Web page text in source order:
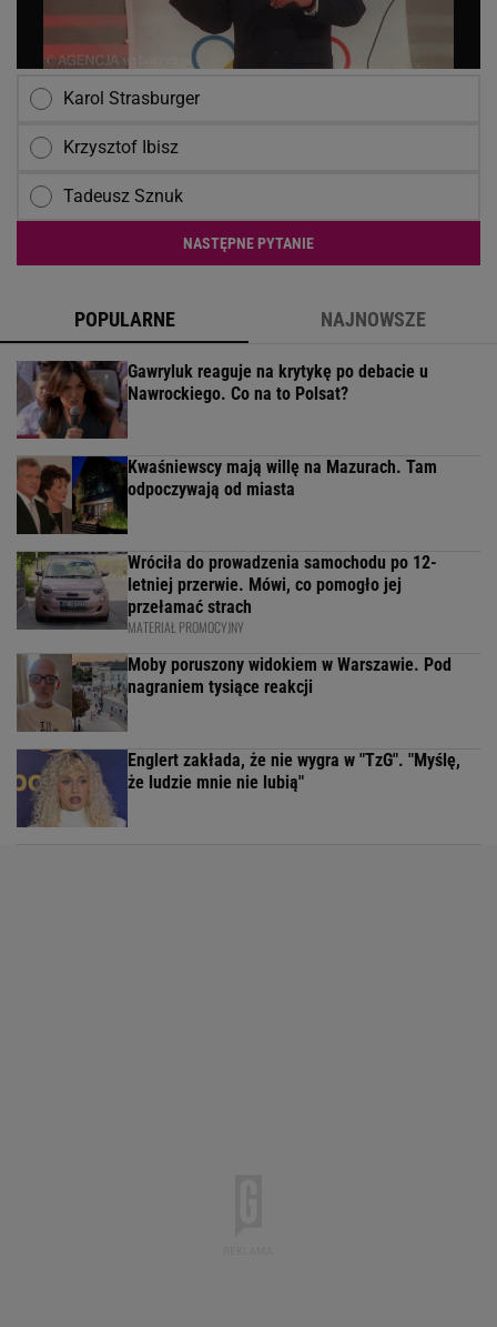
Karol Strasburger
Krzysztof Ibisz
Tadeusz Sznuk
NASTĘPNE PYTANIE
POPULARNE NAJNOWSZE
Gawryluk reaguje na krytykę po debacie u
Nawrockiego. Co na to Polsat?
Kwaśniewscy mają willę na Mazurach. Tam
odpoczywają od miasta
Wróciła do prowadzenia samochodu po 12-
letniej przerwie. Mówi, co pomogło jej
przełamać strach
MATERIAŁ PROMOCYJNY
Moby poruszony widokiem w Warszawie. Pod
nagraniem tysiące reakcji
Englert zakłada, że nie wygra w "TzG". "Myślę,
że ludzie mnie nie lubią"